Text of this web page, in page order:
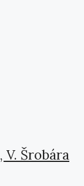
V. Šrobára